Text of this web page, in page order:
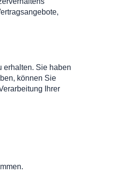
erhalten. Sie haben
können Sie
Ihrer